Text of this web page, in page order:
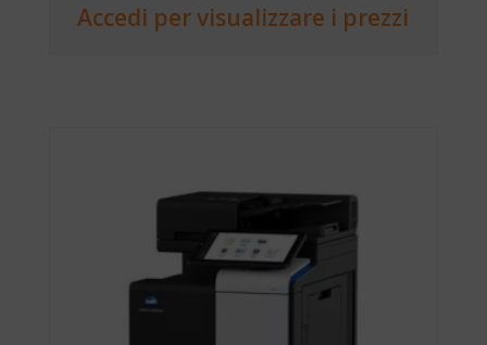
Accedi per visualizzare i prezzi